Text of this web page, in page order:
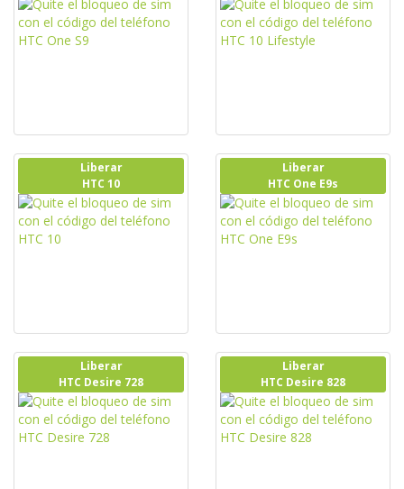
Liberar
HTC 10
Liberar
HTC One E9s
Liberar
HTC Desire 728
Liberar
HTC Desire 828